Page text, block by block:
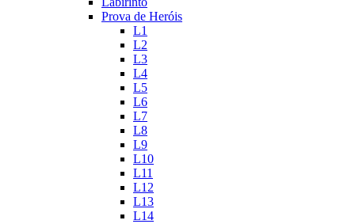
Prova de Heróis
L1
L2
L3
L4
L5
L6
L7
L8
L9
L10
L11
L12
L13
L14